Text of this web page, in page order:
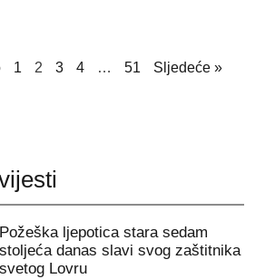
1 2 3 4 … 51 Sljedeće »
Požeška ljepotica stara sedam
stoljeća danas slavi svog zaštitnika
svetog Lovru